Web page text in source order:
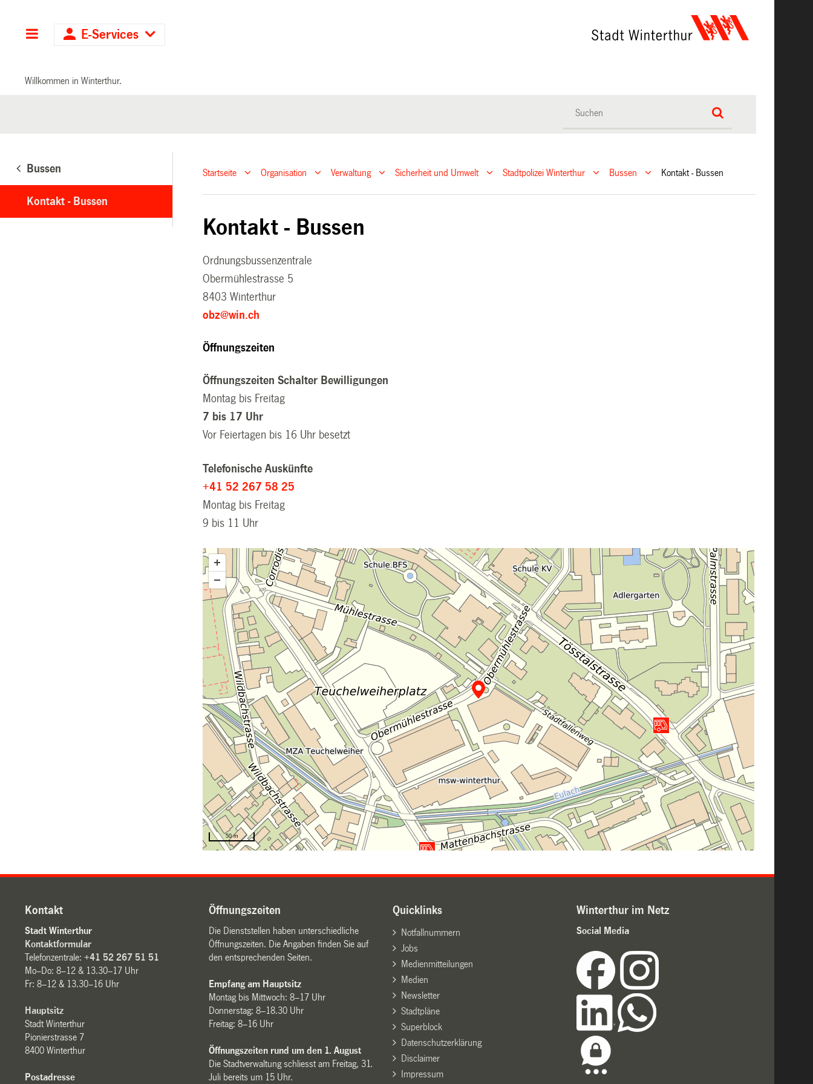
Hauptnavigation
E-Services
Willkommen in Winterthur.
Bussen
Kontakt - Bussen
Startseite Organisation Verwaltung Sicherheit und Umwelt Stadtpolizei Winterthur Bussen Kontakt - Bussen
Kontakt - Bussen
Ordnungsbussenzentrale
Obermühlestrasse 5
8403 Winterthur
obz@win.ch
Öffnungszeiten
Öffnungszeiten Schalter Bewilligungen
Montag bis Freitag
7 bis 17 Uhr
Vor Feiertagen bis 16 Uhr besetzt
Telefonische Auskünfte
+41 52 267 58 25
Montag bis Freitag
9 bis 11 Uhr
Kontakt
Stadt Winterthur
Kontaktformular
Telefonzentrale:+41 52 267 51 51
Mo–Do: 8–12 & 13.30–17 Uhr
Fr: 8–12 & 13.30–16 Uhr
Hauptsitz
Stadt Winterthur
Pionierstrasse 7
8400 Winterthur
Postadresse
Öffnungszeiten
Die Dienststellen haben unterschiedliche
Öffnungszeiten. Die Angaben finden Sie auf
den entsprechenden Seiten.
Empfang am Hauptsitz
Montag bis Mittwoch: 8–17 Uhr
Donnerstag: 8–18.30 Uhr
Freitag: 8–16 Uhr
Öffnungszeiten rund um den 1. August
Die Stadtverwaltung schliesst am Freitag, 31.
Juli bereits um 15 Uhr.
Quicklinks
Notfallnummern
Jobs
Medienmitteilungen
Medien
Newsletter
Stadtpläne
Superblock
Datenschutzerklärung
Disclaimer
Impressum
Winterthur im Netz
Social Media